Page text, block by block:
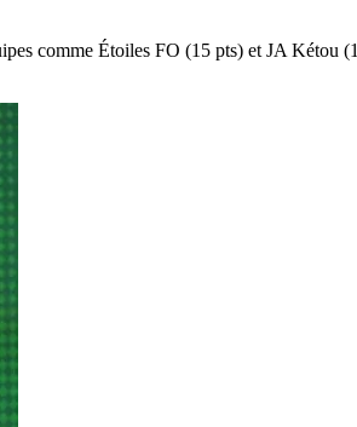
comme Étoiles FO (15 pts) et JA Kétou